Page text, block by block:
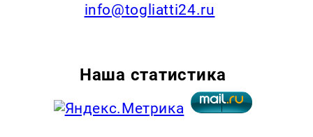
info@togliatti24.ru
Наша статистика